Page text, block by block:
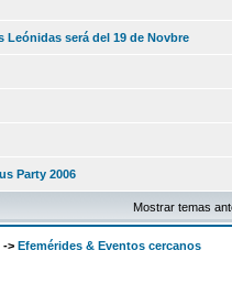
Leónidas será del 19 de Novbre
Party 2006
Mostrar temas
-> Efemérides & Eventos cercanos